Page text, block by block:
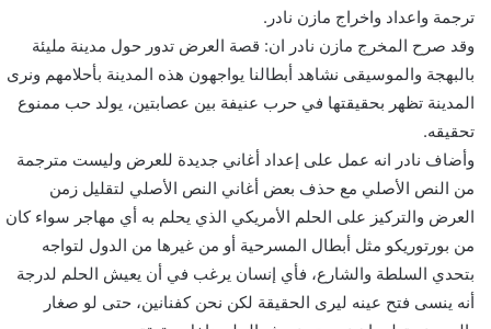
ترجمة واعداد واخراج مازن نادر.
وقد صرح المخرج مازن نادر ان: قصة العرض تدور حول مدينة مليئة
بالبهجة والموسيقى نشاهد أبطالنا يواجهون هذه المدينة بأحلامهم ونرى
المدينة تظهر بحقيقتها في حرب عنيفة بين عصابتين، يولد حب ممنوع
تحقيقه.
وأضاف نادر انه عمل على إعداد أغاني جديدة للعرض وليست مترجمة
من النص الأصلي مع حذف بعض أغاني النص الأصلي لتقليل زمن
العرض والتركيز على الحلم الأمريكي الذي يحلم به أي مهاجر سواء كان
من بورتوريكو مثل أبطال المسرحية أو من غيرها من الدول لتواجه
بتحدي السلطة والشارع، فأي إنسان يرغب في أن يعيش الحلم لدرجة
أنه ينسى فتح عينه ليرى الحقيقة لكن نحن كفنانين، حتى لو صغار